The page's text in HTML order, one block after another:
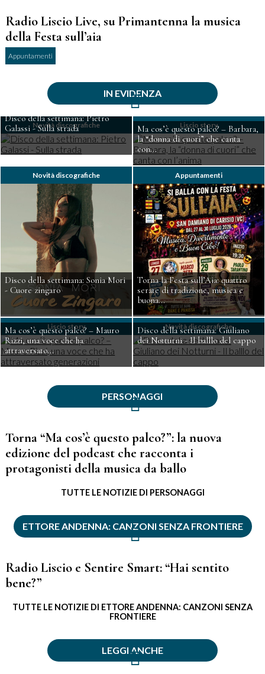
Radio Liscio Live, su Primantenna la musica
della Festa sull’aia
Appuntamenti
IN EVIDENZA
Novità discografiche
Disco della settimana: Pietro
Galassi - Sulla strada
Liscio story
Ma cos’è questo palco? – Barbara,
la “donna di cuori” che canta
con...
Novità discografiche
Disco della settimana: Sonia Mori
- Cuore zingaro
Appuntamenti
Torna la Festa sull’Aia: quattro
serate di tradizione, musica e
buona...
Liscio story
Ma cos’è questo palco? – Mauro
Rizzi, una voce che ha
attraversato...
Novità discografiche
Disco della settimana: Giuliano
dei Notturni - Il balllo del cappo
PERSONAGGI
Torna “Ma cos’è questo palco?”: la nuova
edizione del podcast che racconta i
protagonisti della musica da ballo
TUTTE LE NOTIZIE DI PERSONAGGI
ETTORE ANDENNA: CANZONI SENZA FRONTIERE
Radio Liscio e Sentire Smart: “Hai sentito
bene?”
TUTTE LE NOTIZIE DI ETTORE ANDENNA: CANZONI SENZA
FRONTIERE
LEGGI ANCHE